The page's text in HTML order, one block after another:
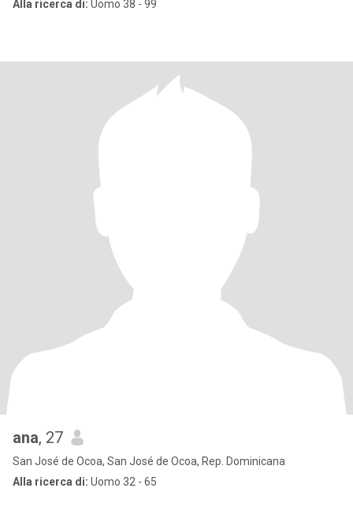
Alla ricerca di: Uomo 38 - 99
ana, 27
San José de Ocoa, San José de Ocoa, Rep. Dominicana
Alla ricerca di: Uomo 32 - 65